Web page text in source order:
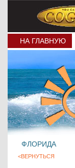
НА ГЛАВНУЮ
ФЛОРИДА
<ВЕРНУТЬСЯ